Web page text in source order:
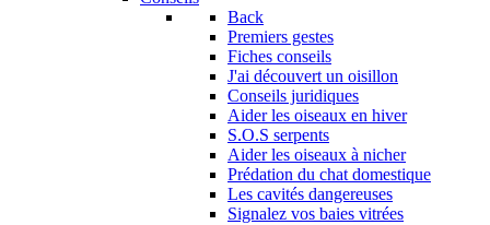
Back
Premiers gestes
Fiches conseils
J'ai découvert un oisillon
Conseils juridiques
Aider les oiseaux en hiver
S.O.S serpents
Aider les oiseaux à nicher
Prédation du chat domestique
Les cavités dangereuses
Signalez vos baies vitrées